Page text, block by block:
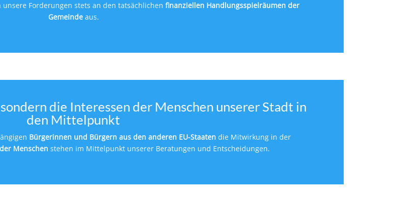
unsere Forderungen stets an den tatsächlichen finanziellen Handlungsspielräumen der
Gemeindeaus.
die Interessen der Menschen unserer Stadt in
den Mittelpunkt
Bürgerinnen und Bürgern aus den anderen EU-Staaten die Mitwirkung in der
Menschen stehen im Mittelpunkt unserer Beratungen und Entscheidungen.